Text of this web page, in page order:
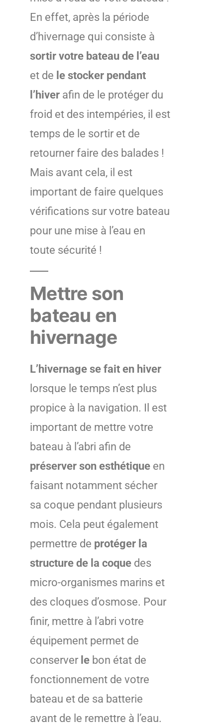
En effet, après la période
d’hivernage qui consiste à
sortir votre bateau de l’eau
et de le stocker pendant
l’hiver afin de le protéger du
froid et des intempéries, il est
temps de le sortir et de
retourner faire des balades !
Mais avant cela, il est
important de faire quelques
vérifications sur votre bateau
pour une mise à l’eau en
toute sécurité !
Mettre son
bateau en
hivernage
L’hivernage se fait en hiver
lorsque le temps n’est plus
propice à la navigation. Il est
important de mettre votre
bateau à l’abri afin de
préserver son esthétique en
faisant notamment sécher
sa coque pendant plusieurs
mois. Cela peut également
permettre de protéger la
structure de la coque des
micro-organismes marins et
des cloques d’osmose. Pour
finir, mettre à l’abri votre
équipement permet de
conserver le bon état de
fonctionnement de votre
bateau et de sa batterie
avant de le remettre à l’eau.